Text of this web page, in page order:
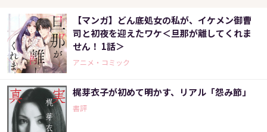
【マンガ】どん底処女の私が、イケメン御曹
司と初夜を迎えたワケ＜旦那が離してくれま
せん！ 1話＞
アニメ・コミック
梶芽衣子が初めて明かす、リアル「怨み節」
書評